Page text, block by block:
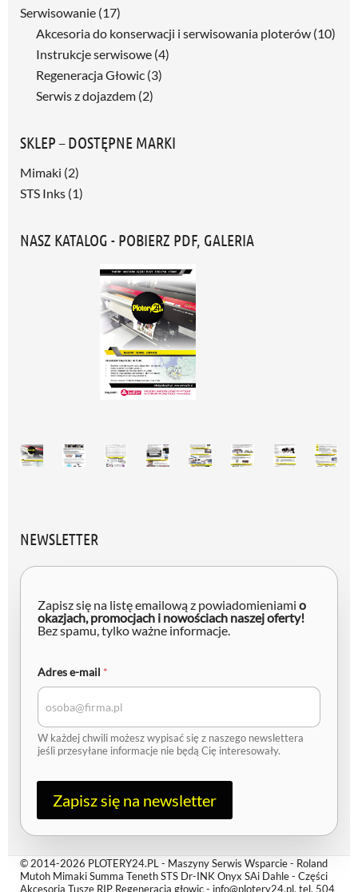
Serwisowanie (17)
Akcesoria do konserwacji i serwisowania ploterów (10)
Instrukcje serwisowe (4)
Regeneracja Głowic (3)
Serwis z dojazdem (2)
SKLEP – DOSTĘPNE MARKI
Mimaki (2)
STS Inks (1)
NASZ KATALOG - POBIERZ PDF, GALERIA
NEWSLETTER
Zapisz się na listę emailową z powiadomieniami o
okazjach, promocjach i nowościach naszej oferty!
Bez spamu, tylko ważne informacje.
d
r
e
-
m
i
Adres e-mail *
W każdej chwili możesz wypisać się z naszego newslettera
jeśli przesyłane informacje nie będą Cię interesowały.
Zapisz się na newsletter
© 2014-2026 PLOTERY24.PL - Maszyny Serwis Wsparcie - Roland
Mutoh Mimaki Summa Teneth STS Dr-INK Onyx SAi Dahle - Części
Akcesoria Tusze RIP Regeneracja głowic - info@plotery24.pl, tel. 504